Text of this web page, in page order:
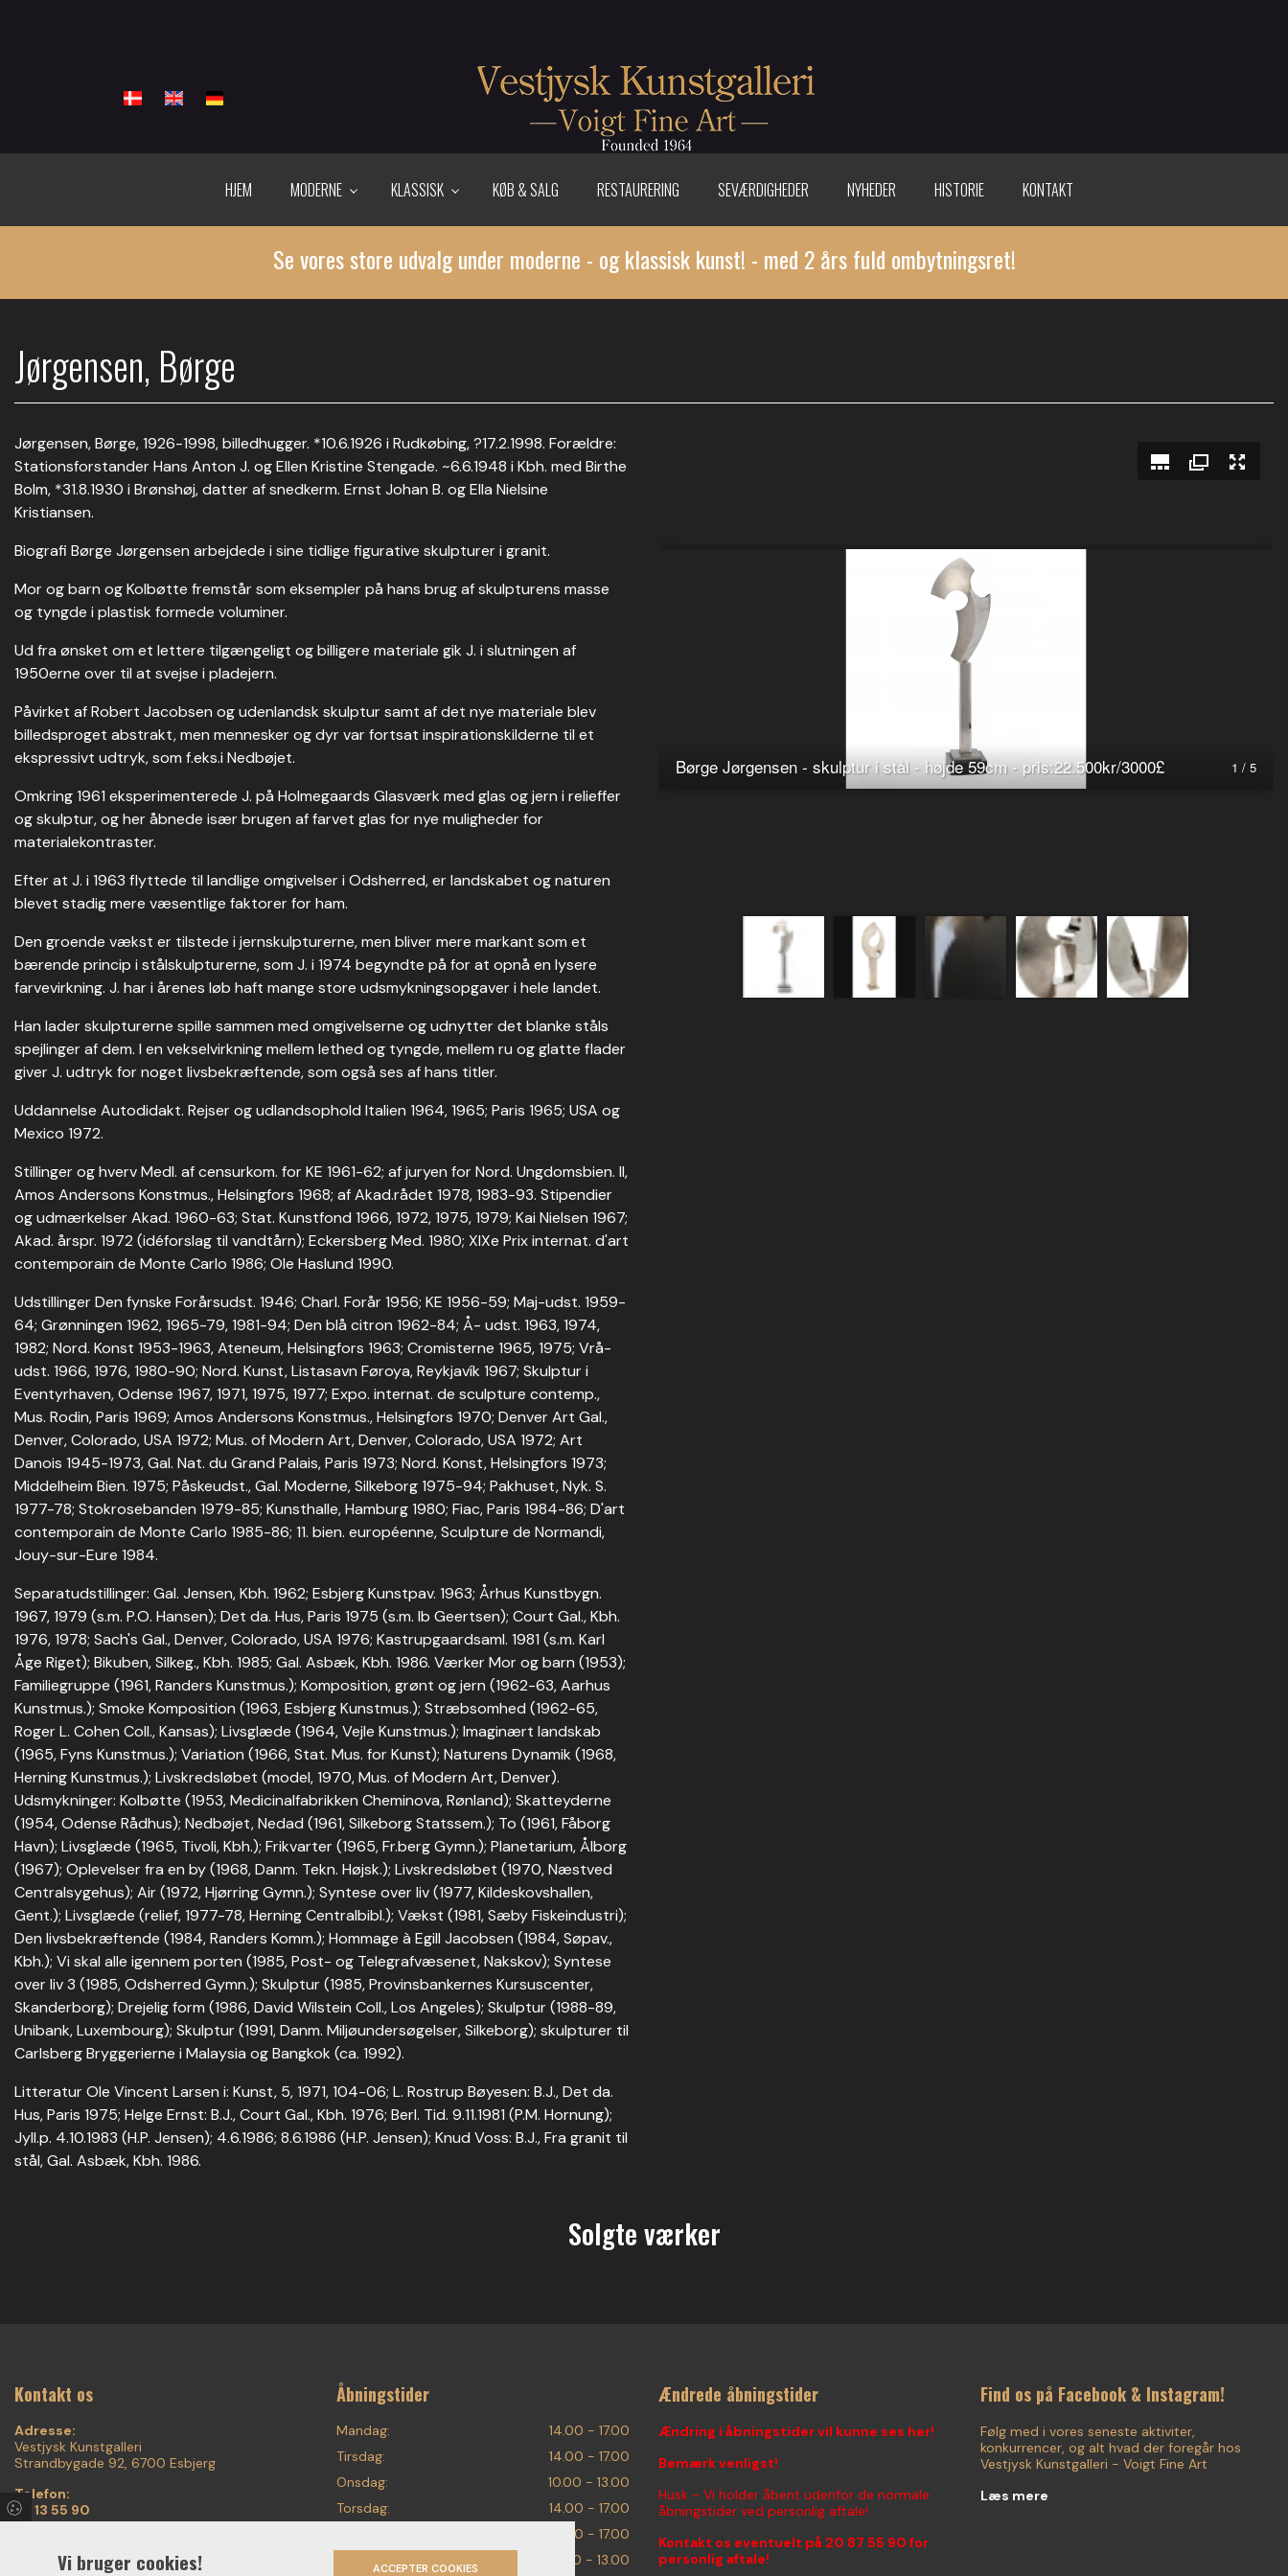
HJEM MODERNE KLASSISK KØB & SALG RESTAURERING SEVÆRDIGHEDER NYHEDER HISTORIE KONTAKT
Se vores store udvalg under moderne - og klassisk kunst! - med 2 års fuld ombytningsret!
Jørgensen, Børge
Jørgensen, Børge, 1926-1998, billedhugger. *10.6.1926 i Rudkøbing, ?17.2.1998. Forældre:
Stationsforstander Hans Anton J. og Ellen Kristine Stengade. ~6.6.1948 i Kbh. med Birthe
Bolm, *31.8.1930 i Brønshøj, datter af snedkerm. Ernst Johan B. og Ella Nielsine
Kristiansen.
Biografi Børge Jørgensen arbejdede i sine tidlige figurative skulpturer i granit.
Mor og barn og Kolbøtte fremstår som eksempler på hans brug af skulpturens masse
og tyngde i plastisk formede voluminer.
Ud fra ønsket om et lettere tilgængeligt og billigere materiale gik J. i slutningen af
1950erne over til at svejse i pladejern.
Påvirket af Robert Jacobsen og udenlandsk skulptur samt af det nye materiale blev
billedsproget abstrakt, men mennesker og dyr var fortsat inspirationskilderne til et
ekspressivt udtryk, som f.eks.i Nedbøjet.
Omkring 1961 eksperimenterede J. på Holmegaards Glasværk med glas og jern i relieffer
og skulptur, og her åbnede især brugen af farvet glas for nye muligheder for
materialekontraster.
Efter at J. i 1963 flyttede til landlige omgivelser i Odsherred, er landskabet og naturen
blevet stadig mere væsentlige faktorer for ham.
Den groende vækst er tilstede i jernskulpturerne, men bliver mere markant som et
bærende princip i stålskulpturerne, som J. i 1974 begyndte på for at opnå en lysere
farvevirkning. J. har i årenes løb haft mange store udsmykningsopgaver i hele landet.
Han lader skulpturerne spille sammen med omgivelserne og udnytter det blanke ståls
spejlinger af dem. I en vekselvirkning mellem lethed og tyngde, mellem ru og glatte flader
giver J. udtryk for noget livsbekræftende, som også ses af hans titler.
Uddannelse Autodidakt. Rejser og udlandsophold Italien 1964, 1965; Paris 1965; USA og
Mexico 1972.
Stillinger og hverv Medl. af censurkom. for KE 1961-62; af juryen for Nord. Ungdomsbien. II,
Amos Andersons Konstmus., Helsingfors 1968; af Akad.rådet 1978, 1983-93. Stipendier
og udmærkelser Akad. 1960-63; Stat. Kunstfond 1966, 1972, 1975, 1979; Kai Nielsen 1967;
Akad. årspr. 1972 (idéforslag til vandtårn); Eckersberg Med. 1980; XIXe Prix internat. d'art
contemporain de Monte Carlo 1986; Ole Haslund 1990.
Udstillinger Den fynske Forårsudst. 1946; Charl. Forår 1956; KE 1956-59; Maj-udst. 1959-
64; Grønningen 1962, 1965-79, 1981-94; Den blå citron 1962-84; Å- udst. 1963, 1974,
1982; Nord. Konst 1953-1963, Ateneum, Helsingfors 1963; Cromisterne 1965, 1975; Vrå-
udst. 1966, 1976, 1980-90; Nord. Kunst, Listasavn Føroya, Reykjavík 1967; Skulptur i
Eventyrhaven, Odense 1967, 1971, 1975, 1977; Expo. internat. de sculpture contemp.,
Mus. Rodin, Paris 1969; Amos Andersons Konstmus., Helsingfors 1970; Denver Art Gal.,
Denver, Colorado, USA 1972; Mus. of Modern Art, Denver, Colorado, USA 1972; Art
Danois 1945-1973, Gal. Nat. du Grand Palais, Paris 1973; Nord. Konst, Helsingfors 1973;
Middelheim Bien. 1975; Påskeudst., Gal. Moderne, Silkeborg 1975-94; Pakhuset, Nyk. S.
1977-78; Stokrosebanden 1979-85; Kunsthalle, Hamburg 1980; Fiac, Paris 1984-86; D'art
contemporain de Monte Carlo 1985-86; 11. bien. européenne, Sculpture de Normandi,
Jouy-sur-Eure 1984.
Separatudstillinger: Gal. Jensen, Kbh. 1962; Esbjerg Kunstpav. 1963; Århus Kunstbygn.
1967, 1979 (s.m. P.O. Hansen); Det da. Hus, Paris 1975 (s.m. Ib Geertsen); Court Gal., Kbh.
1976, 1978; Sach's Gal., Denver, Colorado, USA 1976; Kastrupgaardsaml. 1981 (s.m. Karl
Åge Riget); Bikuben, Silkeg., Kbh. 1985; Gal. Asbæk, Kbh. 1986. Værker Mor og barn (1953);
Familiegruppe (1961, Randers Kunstmus.); Komposition, grønt og jern (1962-63, Aarhus
Kunstmus.); Smoke Komposition (1963, Esbjerg Kunstmus.); Stræbsomhed (1962-65,
Roger L. Cohen Coll., Kansas); Livsglæde (1964, Vejle Kunstmus.); Imaginært landskab
(1965, Fyns Kunstmus.); Variation (1966, Stat. Mus. for Kunst); Naturens Dynamik (1968,
Herning Kunstmus.); Livskredsløbet (model, 1970, Mus. of Modern Art, Denver).
Udsmykninger: Kolbøtte (1953, Medicinalfabrikken Cheminova, Rønland); Skatteyderne
(1954, Odense Rådhus); Nedbøjet, Nedad (1961, Silkeborg Statssem.); To (1961, Fåborg
Havn); Livsglæde (1965, Tivoli, Kbh.); Frikvarter (1965, Fr.berg Gymn.); Planetarium, Ålborg
(1967); Oplevelser fra en by (1968, Danm. Tekn. Højsk.); Livskredsløbet (1970, Næstved
Centralsygehus); Air (1972, Hjørring Gymn.); Syntese over liv (1977, Kildeskovshallen,
Gent.); Livsglæde (relief, 1977-78, Herning Centralbibl.); Vækst (1981, Sæby Fiskeindustri);
Den livsbekræftende (1984, Randers Komm.); Hommage à Egill Jacobsen (1984, Søpav.,
Kbh.); Vi skal alle igennem porten (1985, Post- og Telegrafvæsenet, Nakskov); Syntese
over liv 3 (1985, Odsherred Gymn.); Skulptur (1985, Provinsbankernes Kursuscenter,
Skanderborg); Drejelig form (1986, David Wilstein Coll., Los Angeles); Skulptur (1988-89,
Unibank, Luxembourg); Skulptur (1991, Danm. Miljøundersøgelser, Silkeborg); skulpturer til
Carlsberg Bryggerierne i Malaysia og Bangkok (ca. 1992).
Litteratur Ole Vincent Larsen i: Kunst, 5, 1971, 104-06; L. Rostrup Bøyesen: B.J., Det da.
Hus, Paris 1975; Helge Ernst: B.J., Court Gal., Kbh. 1976; Berl. Tid. 9.11.1981 (P.M. Hornung);
Jyll.p. 4.10.1983 (H.P. Jensen); 4.6.1986; 8.6.1986 (H.P. Jensen); Knud Voss: B.J., Fra granit til
stål, Gal. Asbæk, Kbh. 1986.
Solgte værker
Kontakt os
Adresse:
Vestjysk Kunstgalleri
Strandbygade 92, 6700 Esbjerg
Telefon:
75 13 55 90
20 87 55 90
voigt.finearts@mail.tele.dk
Åbningstider
Mandag:
14.00 - 17.00
Tirsdag:
14.00 - 17.00
Onsdag:
10.00 - 13.00
Torsdag:
14.00 - 17.00
14.00 - 17.00
10.00 - 13.00
Ændrede åbningstider
Ændring i åbningstider vil kunne ses her!
Bemærk venligst!
Husk - Vi holder åbent udenfor de normale
åbningstider ved personlig aftale!
Kontakt os eventuelt på 20 87 55 90 for
personlig aftale!
Find os på Facebook & Instagram!
Følg med i vores seneste aktiviter,
konkurrencer, og alt hvad der foregår hos
Vestjysk Kunstgalleri - Voigt Fine Art
Læs mere
Vi bruger cookies! ACCEPTER COOKIES